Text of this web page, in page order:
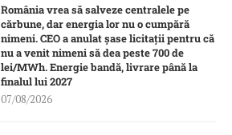
România vrea să salveze centralele pe
cărbune, dar energia lor nu o cumpără
nimeni. CEO a anulat șase licitații pentru că
nu a venit nimeni să dea peste 700 de
lei/MWh. Energie bandă, livrare până la
finalul lui 2027
07/08/2026